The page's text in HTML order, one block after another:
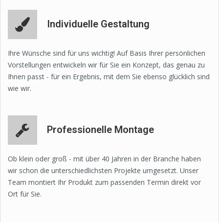
Individuelle Gestaltung
Ihre Wünsche sind für uns wichtig! Auf Basis Ihrer persönlichen
Vorstellungen entwickeln wir für Sie ein Konzept, das genau zu
Ihnen passt - für ein Ergebnis, mit dem Sie ebenso glücklich sind
wie wir.
Professionelle Montage
Ob klein oder groß - mit über 40 Jahren in der Branche haben
wir schon die unterschiedlichsten Projekte umgesetzt. Unser
Team montiert Ihr Produkt zum passenden Termin direkt vor
Ort für Sie.